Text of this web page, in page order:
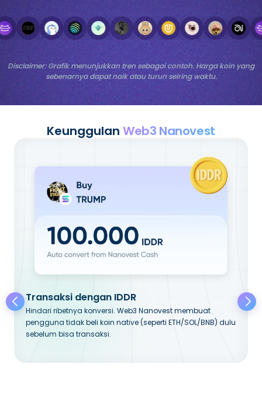
Disclaimer: Grafik menunjukkan tren sebagai contoh. Harga koin yang
sebenarnya dapat naik atau turun seiring waktu.
KeunggulanWeb3 Nanovest
Transaksi dengan IDDR
Hindari ribetnya konversi. Web3 Nanovest membuat
pengguna tidak beli koin native (seperti ETH/SOL/BNB) dulu
sebelum bisa transaksi.